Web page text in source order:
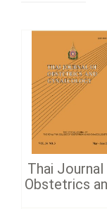
Thai
Obstetrics